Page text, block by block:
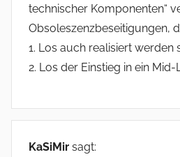
technischer Komponenten“
Obsoleszenzbeseitigungen,
1. Los auch realisiert werden
2. Los der Einstieg in ein
KaSiMir sagt: